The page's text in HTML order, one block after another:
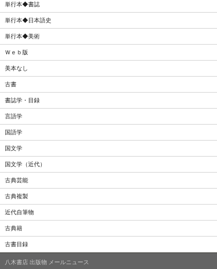
単行本◆書誌
単行本◆日本語史
単行本◆美術
Ｗｅｂ版
美本なし
古書
書誌学・目録
言語学
国語学
国文学
国文学（近代）
古典芸能
古典複製
近代自筆物
古典籍
古書目録
八木書店 出版物 メールニュース